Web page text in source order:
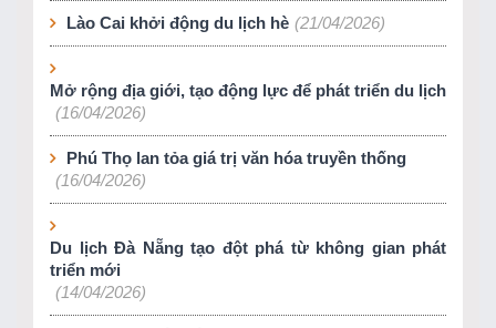
Lào Cai khởi động du lịch hè (21/04/2026)
Mở rộng địa giới, tạo động lực để phát triển du lịch
(16/04/2026)
Phú Thọ lan tỏa giá trị văn hóa truyền thống
(16/04/2026)
Du lịch Đà Nẵng tạo đột phá từ không gian phát
triển mới
(14/04/2026)